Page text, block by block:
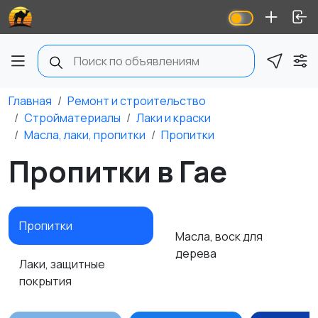
Главная
Ремонт и строительство
Стройматериалы
Лаки и краски
Масла, лаки, пропитки
Пропитки
Пропитки в Гае
Пропитки
Лаки, защитные
покрытия
Масла, воск для
дерева